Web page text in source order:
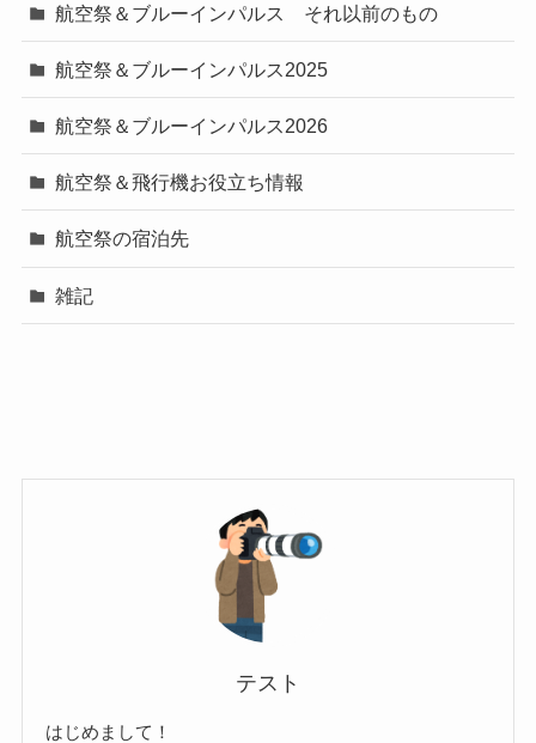
航空祭＆ブルーインパルス それ以前のもの
航空祭＆ブルーインパルス2025
航空祭＆ブルーインパルス2026
航空祭＆飛行機お役立ち情報
航空祭の宿泊先
雑記
テスト
はじめまして！